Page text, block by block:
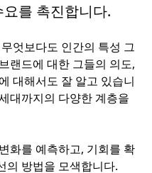
를 촉진합니다.
엇보다도 인간의 특성 그
랜드에 대한 그들의 의도,
대해서도 잘 알고 있습니
대까지의 다양한 계층을
화를 예측하고, 기회를 확
의 방법을 모색합니다.